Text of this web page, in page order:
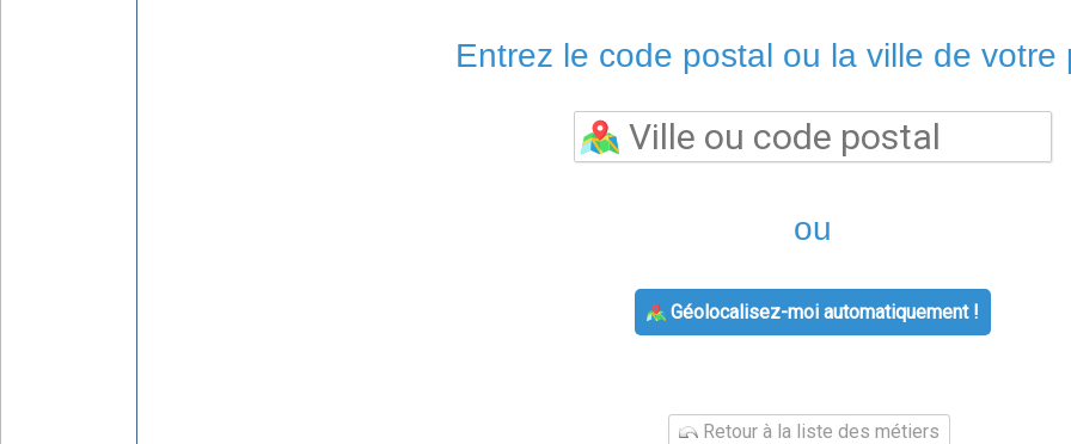
Entrez le code postal ou la ville de votre
ou
Géolocalisez-moi automatiquement !
Retour à la liste des métiers